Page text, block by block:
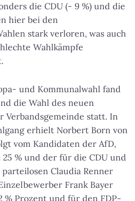
die CDU (- 9 %) und die
hier bei den
stark verloren, was auch
Wahlkämpfe
und Kommunalwahl fand
die Wahl des neuen
Verbandsgemeinde statt. In
erhielt Norbert Born von
vom Kandidaten der AfD,
% und der für die CDU und
Claudia Renner
Frank Bayer
% Prozent und für den FDP-